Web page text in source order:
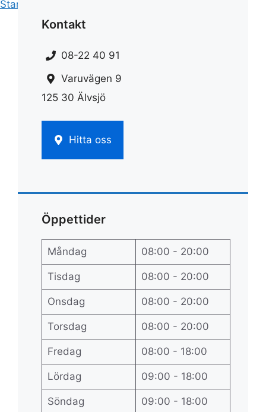
Start
Kontakt
08-22 40 91
Varuvägen 9
125 30 Älvsjö
Hitta oss
Öppettider
Måndag 08:00 - 20:00
Tisdag 08:00 - 20:00
Onsdag 08:00 - 20:00
Torsdag 08:00 - 20:00
Fredag 08:00 - 18:00
Lördag 09:00 - 18:00
Söndag 09:00 - 18:00